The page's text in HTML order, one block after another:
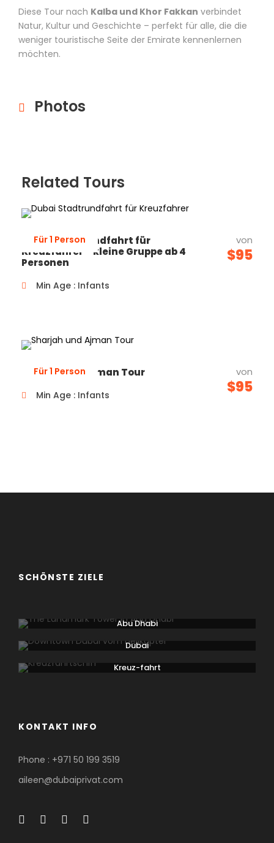
Diese Tour nach Kalba und Khor Fakkan verbindet
Natur, Kultur und Geschichte – perfekt für alle, die die
weniger touristische Seite der Emirate kennenlernen
möchten.
Photos
Related Tours
Für 1 Person
Dubai Stadtrundfahrt für
Kreuzfahrer – kleine Gruppe ab 4
Personen
von
$95
Min Age : Infants
Für 1 Person
Sharjah und Ajman Tour von
$95
Min Age : Infants
SCHÖNSTE ZIELE
Abu Dhabi
Dubai
Kreuz-fahrt
KONTAKT INFO
Phone : +971 50 199 3519
aileen@dubaiprivat.com